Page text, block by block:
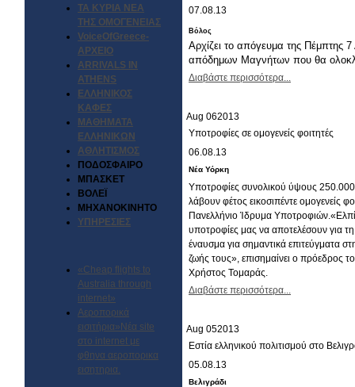
ΤΑ ΚΥΡΙΑ ΝΕΑ
ΤΗΣ ΟΜΟΓΕΝΕΙΑΣ
VoiceOfGreece-
ΑΡΧΕΙΟ
ARRIVALS IN
ATHENS
ΕΛΛΗΝΙΚΟΣ
ΚΑΦΕΣ
ΜΑΘΗΜΑΤΑ
ΕΛΛΗΝΙΚΩΝ
ΑΘΛΗΤΙΣΜΟΣ
ΠΟΔΟΣΦΑΙΡΟ
ΜΠΑΣΚΕΤ
ΒΟΛΕΪ
ΜΗΧΑΝΟΚΙΝΗΤΟ
ΥΠΗΡΕΣΙΕΣ
«Cheap flights to
Australia through
internet»
Αεροπορικά
εισιτήρια»Νέα site
στο internet με
φθηνα αεροπορικα
εισητηρια.
07.08.13
Βόλος
Αρχίζει το απόγευμα της Πέμπτης
απόδημων Μαγνήτων που θα
Διαβάστε περισσότερα...
Aug 062013
Υποτροφίες σε ομογενείς φοιτητές
06.08.13
Νέα Υόρκη
Υποτροφίες συνολικού ύψους
λάβουν φέτος εικοσιπέντε ομογενείς
Πανελλήνιο Ίδρυμα
υποτροφίες μας να αποτελέσουν για
έναυσμα για σημαντικά επιτεύγματα
ζωής τους», επισημαίνει ο πρόεδρος
Χρήστος Τομαράς.
Διαβάστε περισσότερα...
Aug 052013
Εστία ελληνικού πολιτισμού στο
05.08.13
Βελιγράδι